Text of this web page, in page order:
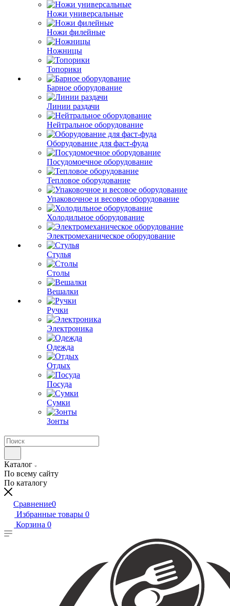
Ножи универсальные
Ножи филейные
Ножницы
Топорики
Барное оборудование
Линии раздачи
Нейтральное оборудование
Оборудование для фаст-фуда
Посудомоечное оборудование
Тепловое оборудование
Упаковочное и весовое оборудование
Холодильное оборудование
Электромеханическое оборудование
Стулья
Столы
Вешалки
Ручки
Электроника
Одежда
Отдых
Посуда
Сумки
Зонты
Каталог
По всему сайту
По каталогу
Сравнение0
Избранные товары 0
Корзина 0